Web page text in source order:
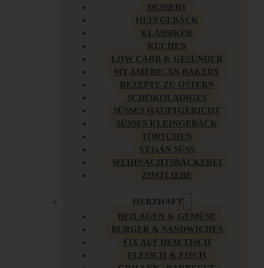
DESSERT
HEFEGEBÄCK
KLASSIKER
KUCHEN
LOW CARB & GESÜNDER
MY AMERICAN BAKERY
REZEPTE ZU OSTERN
SCHOKOLADIGES
SÜSSES HAUPTGERICHT
SÜSSES KLEINGEBÄCK
TÖRTCHEN
VEGAN SÜSS
WEIHNACHTSBÄCKEREI
ZIMTLIEBE
HERZHAFT
BEILAGEN & GEMÜSE
BURGER & SANDWICHES
FIX AUF DEM TISCH
FLEISCH & FISCH